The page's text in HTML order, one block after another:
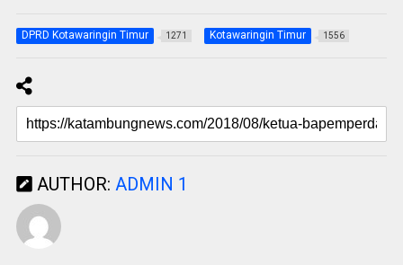
DPRD Kotawaringin Timur 1271 Kotawaringin Timur 1556
AUTHOR: ADMIN 1